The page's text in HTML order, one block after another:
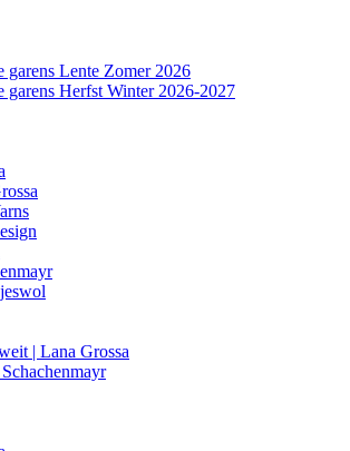
garens Lente Zomer 2026
garens Herfst Winter 2026-2027
| Lana Grossa